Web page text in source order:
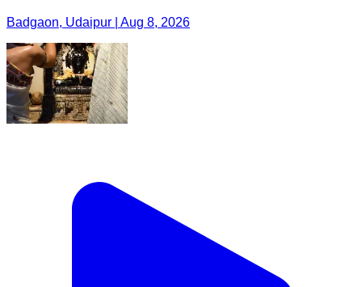
Badgaon, Udaipur | Aug 8, 2026